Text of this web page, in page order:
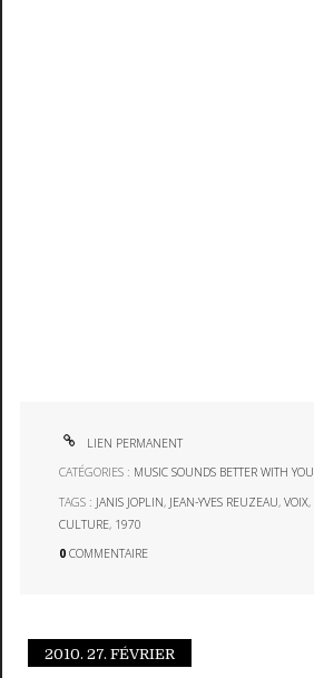
LIEN PERMANENT
CATÉGORIES : MUSIC SOUNDS BETTER WITH YOU
TAGS : JANIS JOPLIN, JEAN-YVES REUZEAU,VOIX,
CULTURE, 1970
0 COMMENTAIRE
2010. 27. FÉVRIER